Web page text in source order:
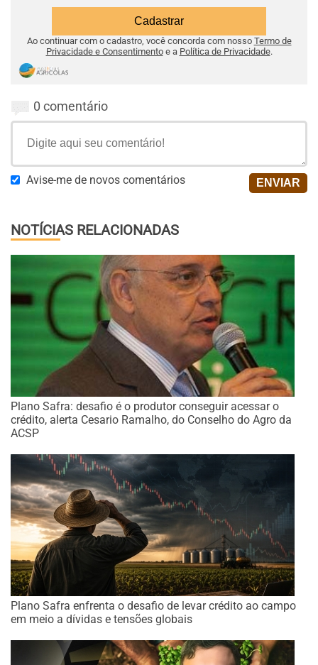
Ao continuar com o cadastro, você concorda com nosso Termo de
Privacidade e Consentimentoe a Política de Privacidade.
0 comentário
Avise-me de novos comentários
NOTÍCIAS RELACIONADAS
Plano Safra: desafio é o produtor conseguir acessar o
crédito, alerta Cesario Ramalho, do Conselho do Agro da
ACSP
Plano Safra enfrenta o desafio de levar crédito ao campo
em meio a dívidas e tensões globais